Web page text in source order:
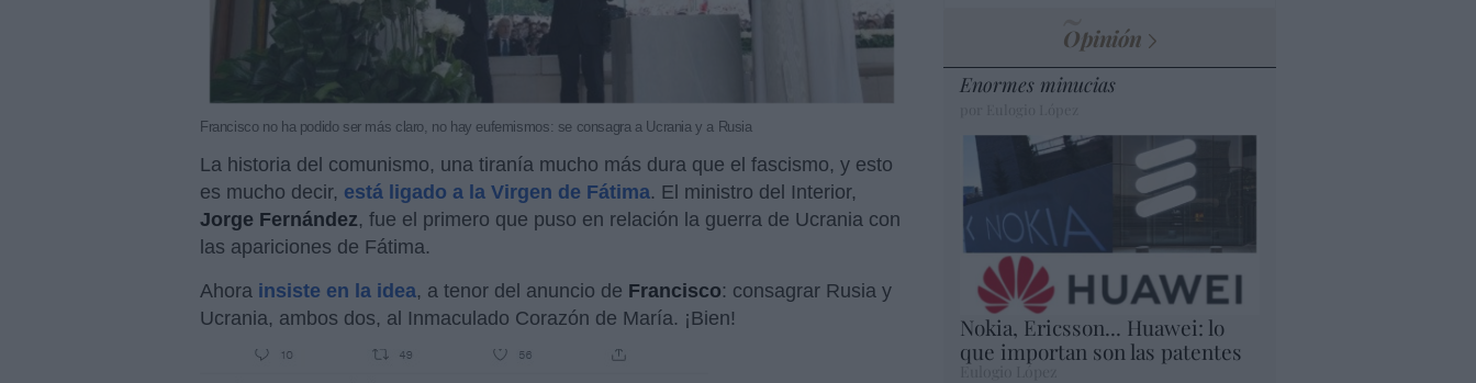
Francisco no ha podido ser más claro, no hay eufemismos: se consagra a Ucrania y a Rusia
La historia del comunismo, una tiranía mucho más dura que el fascismo, y esto
es mucho decir, está ligado a la Virgen de Fátima. El ministro del Interior,
Jorge Fernández, fue el primero que puso en relación la guerra de Ucrania con
las apariciones de Fátima.
Ahora insiste en la idea, a tenor del anuncio de Francisco: consagrar Rusia y
Ucrania, ambos dos, al Inmaculado Corazón de María. ¡Bien!
Opinión
Enormes minucias
Nokia, Ericsson... Huawei: lo
que importan son las patentes
Eulogio López